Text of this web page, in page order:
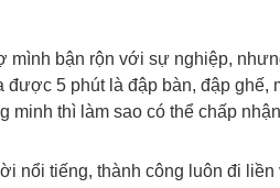
mình bận rộn với sự nghiệp,
5 phút là đập bàn, đập ghế,
minh thì làm sao có thể chấp
nổi tiếng, thành công luôn đi